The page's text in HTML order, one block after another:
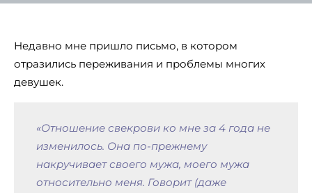
Недавно мне пришло письмо, в котором
отразились переживания и проблемы многих
девушек.
«Отношение свекрови ко мне за 4 года не
изменилось. Она по-прежнему
накручивает своего мужа, моего мужа
относительно меня. Говорит (даже